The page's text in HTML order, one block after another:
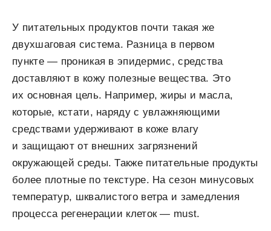
У питательных продуктов почти такая же
двухшаговая система. Разница в первом
пункте — проникая в эпидермис, средства
доставляют в кожу полезные вещества. Это
их основная цель. Например, жиры и масла,
которые, кстати, наряду с увлажняющими
средствами удерживают в коже влагу
и защищают от внешних загрязнений
окружающей среды. Также питательные продукты
более плотные по текстуре. На сезон минусовых
температур, шквалистого ветра и замедления
процесса регенерации клеток — must.